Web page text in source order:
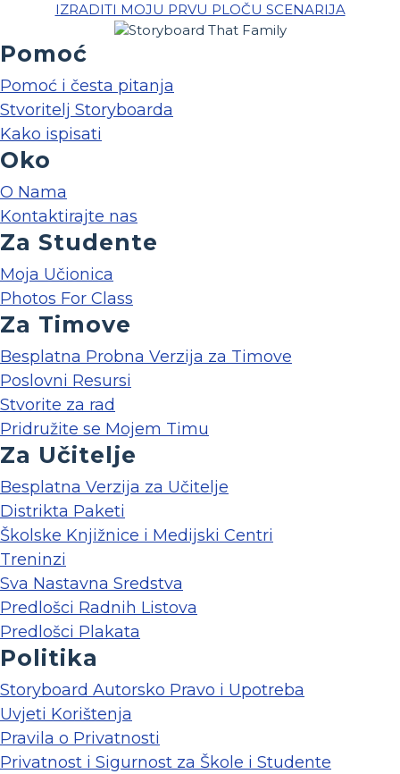
IZRADITI MOJU PRVU PLOČU SCENARIJA
Pomoć
Pomoć i česta pitanja
Stvoritelj Storyboarda
Kako ispisati
Oko
O Nama
Kontaktirajte nas
Za Studente
Moja Učionica
Photos For Class
Za Timove
Besplatna Probna Verzija za Timove
Poslovni Resursi
Stvorite za rad
Pridružite se Mojem Timu
Za Učitelje
Besplatna Verzija za Učitelje
Distrikta Paketi
Školske Knjižnice i Medijski Centri
Treninzi
Sva Nastavna Sredstva
Predlošci Radnih Listova
Predlošci Plakata
Politika
Storyboard Autorsko Pravo i Upotreba
Uvjeti Korištenja
Pravila o Privatnosti
Privatnost i Sigurnost za Škole i Studente